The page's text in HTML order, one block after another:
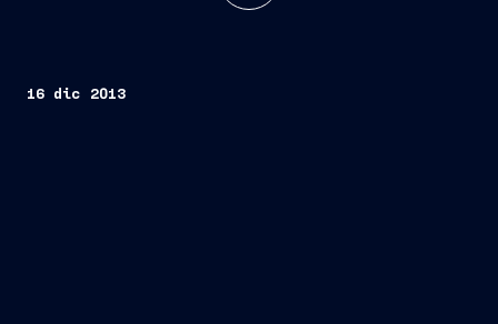
16 dic 2013